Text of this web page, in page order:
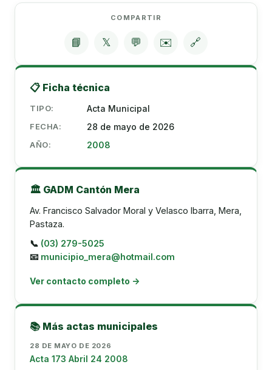
COMPARTIR
📘 𝕏 💬 ✉️ 🔗
📋 Ficha técnica
TIPO: Acta Municipal
FECHA: 28 de mayo de 2026
AÑO: 2008
🏛️ GADM Cantón Mera
Av. Francisco Salvador Moral y Velasco Ibarra, Mera,
Pastaza.
📞 (03) 279-5025
📧 municipio_mera@hotmail.com
Ver contacto completo →
📚 Más actas municipales
28 DE MAYO DE 2026
Acta 173 Abril 24 2008